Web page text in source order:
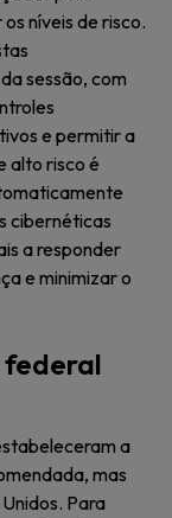
níveis de risco.
sessão, com
e permitir a
alto risco é
cibernéticas
a responder
e minimizar o
federal
a
mas
Para